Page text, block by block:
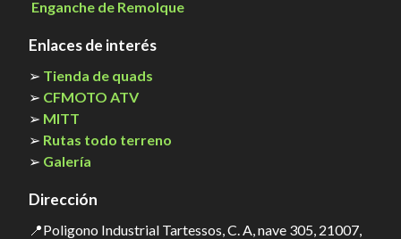
Enganche de Remolque
Enlaces de interés
➢ Tienda de quads
➢ CFMOTO ATV
➢ MITT
➢ Rutas todo terreno
➢ Galería
Dirección
📍Poligono Industrial Tartessos, C. A, nave 305, 21007,